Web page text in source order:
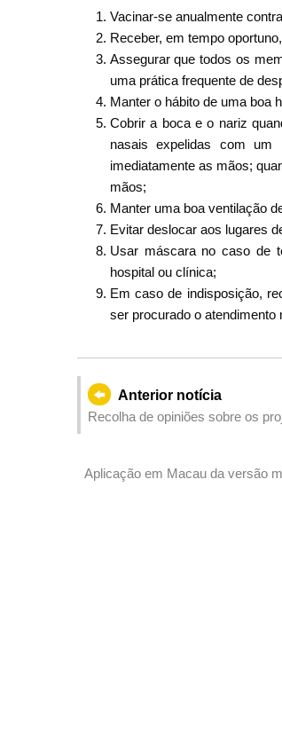
Vacinar-se anualmente
Receber, em tempo
Assegurar que todos os
uma prática frequente de
Manter o hábito de uma boa
Cobrir a boca e o nariz
nasais expelidas com
imediatamente as mãos;
mãos;
Manter uma boa ventilação
Evitar deslocar aos lugares
Usar máscara no caso de
hospital ou clínica;
Em caso de indisposição,
ser procurado o
Anterior notícia
Recolha de opiniões sobre os
Aplicação em Macau da versão